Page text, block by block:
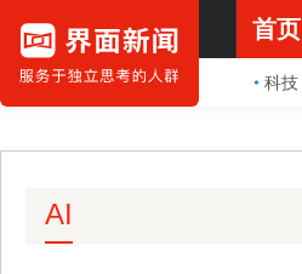
首页
科技
AI